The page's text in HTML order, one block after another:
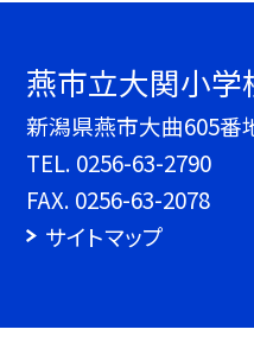
燕市立大関小学
新潟県燕市大曲605番
TEL. 0256-63-2790
FAX. 0256-63-2078
サイトマップ